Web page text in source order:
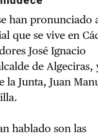
han pronunciado
que se vive en
José Ignacio
de Algeciras,
la Junta, Juan
hablado son las